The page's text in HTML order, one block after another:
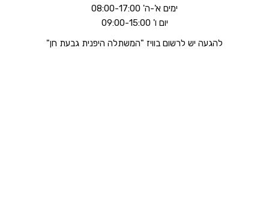
ימים א'-ה' 08:00-17:00
יום ו' 09:00-15:00
להגעה יש לרשום בוויז "המשתלה היפנית גבעת חן"